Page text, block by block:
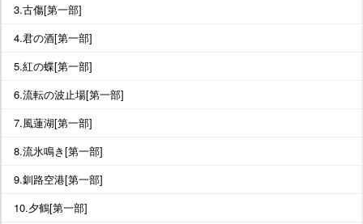
3.古傷[第一部]
4.君の酒[第一部]
5.紅の蝶[第一部]
6.流転の波止場[第一部]
7.風蓮湖[第一部]
8.流氷鳴き[第一部]
9.釧路空港[第一部]
10.夕鶴[第一部]